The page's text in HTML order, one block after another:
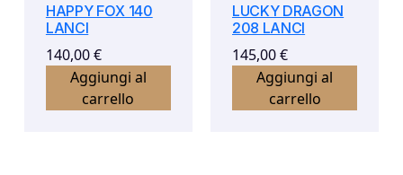
HAPPY FOX 140
LANCI
140,00€
Aggiungi al
carrello
LUCKY DRAGON
208 LANCI
145,00€
Aggiungi al
carrello